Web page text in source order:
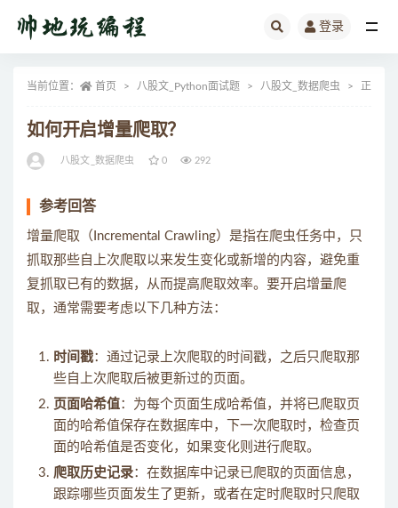
登录
当前位置： 首页 八股文_Python面试题 八股文_数据爬虫 正文
如何开启增量爬取？
八股文_数据爬虫 0 292
参考回答
增量爬取（Incremental Crawling）是指在爬虫任务中，只
抓取那些自上次爬取以来发生变化或新增的内容，避免重
复抓取已有的数据，从而提高爬取效率。要开启增量爬
取，通常需要考虑以下几种方法：
时间戳：通过记录上次爬取的时间戳，之后只爬取那
些自上次爬取后被更新过的页面。
页面哈希值：为每个页面生成哈希值，并将已爬取页
面的哈希值保存在数据库中，下一次爬取时，检查页
面的哈希值是否变化，如果变化则进行爬取。
爬取历史记录：在数据库中记录已爬取的页面信息，
跟踪哪些页面发生了更新，或者在定时爬取时只爬取